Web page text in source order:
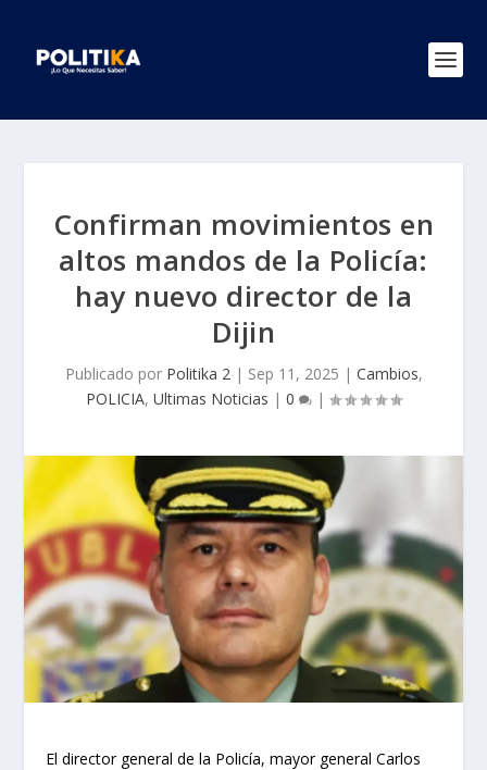
Confirman movimientos en
altos mandos de la Policía:
hay nuevo director de la
Dijin
Publicado por Politika 2| Sep 11, 2025 | Cambios,
POLICIA, Ultimas Noticias | 0 |
El director general de la Policía, mayor general Carlos